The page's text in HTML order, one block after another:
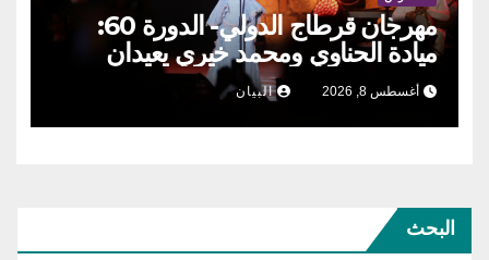
مهرجان قرطاج الدولي- الدورة 60:
ميادة الحناوي ومحمد خيري يعيدان
الطرب السوري إلى ركح قرطاج
أغسطس 8, 2026 البيان
البحث